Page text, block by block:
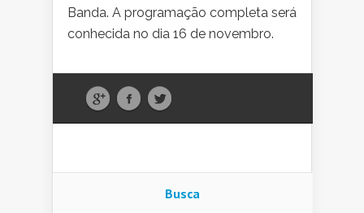
Banda. A programação completa será
conhecida no dia 16 de novembro.
Busca